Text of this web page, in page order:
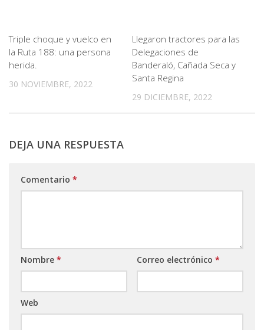
Triple choque y vuelco en
la Ruta 188: una persona
herida.
30 NOVIEMBRE, 2022
Llegaron tractores para las
Delegaciones de
Banderaló, Cañada Seca y
Santa Regina
29 DICIEMBRE, 2022
DEJA UNA RESPUESTA
Comentario *
Nombre * Correo electrónico *
Web